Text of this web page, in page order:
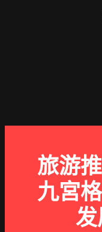
旅游
九宮
发